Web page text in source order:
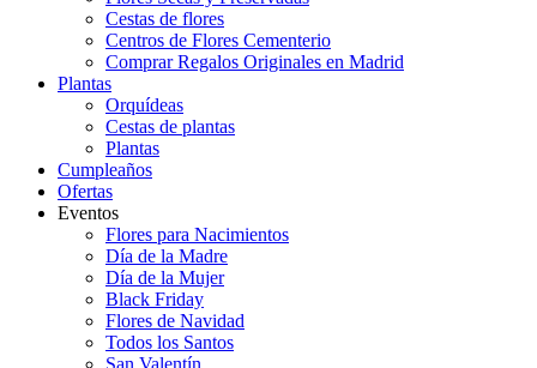
Cestas de flores
Centros de Flores Cementerio
Comprar Regalos Originales en Madrid
Plantas
Orquídeas
Cestas de plantas
Plantas
Cumpleaños
Ofertas
Eventos
Flores para Nacimientos
Día de la Madre
Día de la Mujer
Black Friday
Flores de Navidad
Todos los Santos
San Valentín